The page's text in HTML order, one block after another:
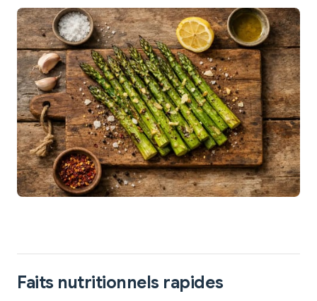
Faits nutritionnels rapides